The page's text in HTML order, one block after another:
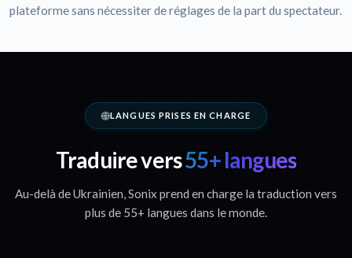
plateforme sans nécessiter de réglages de la part du spectateur.
LANGUES PRISES EN CHARGE
Traduire vers55+ langues
Au-delà de Ukrainien, Sonix prend en charge la traduction vers
plus de 55+ langues dans le monde.